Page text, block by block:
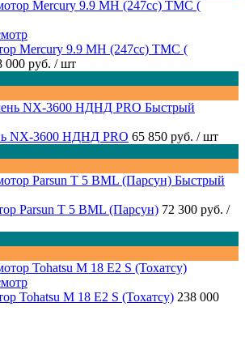
Mercury 9.9 МН (247cc) TMC (
000 руб. / шт
Быстрый
NX-3600 НДНД PRO 65 850 руб. / шт
Быстрый
Parsun T 5 BML (Парсун) 72 300 руб. /
Tohatsu M 18 E2 S (Тохатсу) 238 000